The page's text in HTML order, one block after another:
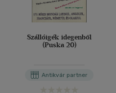
Szállóigék idegenből
(Puska 20)
Antikvár partner